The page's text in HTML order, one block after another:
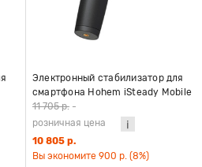
Электронный стабилизатор для
смартфона Hohem iSteady Mobile
Plus Kit версия 2024 черный
11 705 р. -
розничная цена
10 805 р.
Вы экономите 900 р. (8%)